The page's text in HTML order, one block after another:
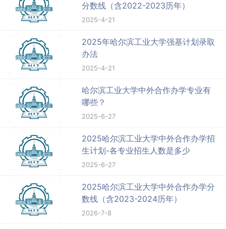
分数线（含2022-2023历年）
2025-4-21
2025年哈尔滨工业大学强基计划录取
办法
2025-4-21
哈尔滨工业大学中外合作办学专业有
哪些？
2025-6-27
2025哈尔滨工业大学中外合作办学招
生计划-各专业招生人数是多少
2025-6-27
2025哈尔滨工业大学中外合作办学分
数线（含2023-2024历年）
2026-7-8